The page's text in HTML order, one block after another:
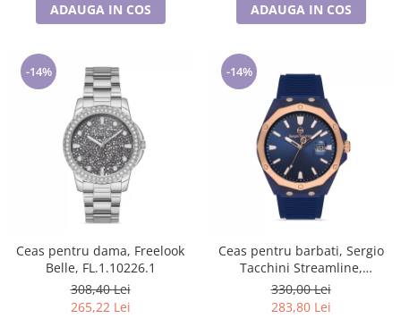
ADAUGA IN COS ADAUGA IN COS
-14%
Ceas pentru dama, Freelook
Belle, FL.1.10226.1
308,40 Lei
265,22 Lei
-14%
Ceas pentru barbati, Sergio
Tacchini Streamline,
ST.1.10197.4
330,00 Lei
283,80 Lei